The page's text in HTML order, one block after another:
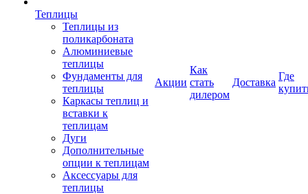
Теплицы
Теплицы из
поликарбоната
Алюминиевые
теплицы
Фундаменты для
теплицы
Каркасы теплиц и
вставки к
теплицам
Дуги
Дополнительные
опции к теплицам
Аксессуары для
теплицы
Акции
Как
стать
дилером
Доставка
Где